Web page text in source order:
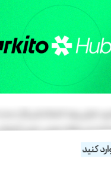
می‌تواند نوعی حس اعتماد
کنید